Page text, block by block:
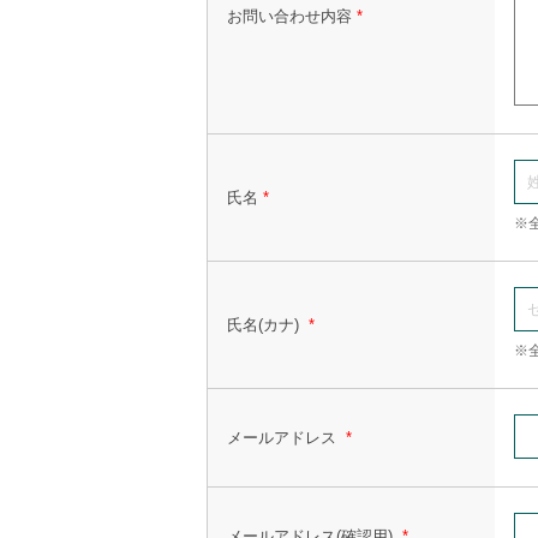
お問い合わせ内容 *
氏名 *
※
氏名(カナ) *
※
メールアドレス *